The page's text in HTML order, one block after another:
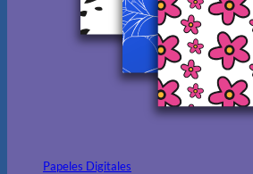
Papeles Digitales